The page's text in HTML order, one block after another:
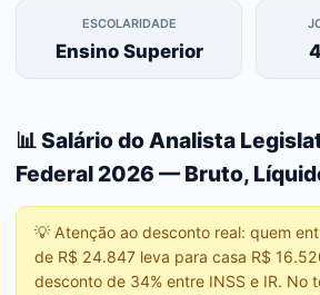
ESCOLARIDADE
Ensino Superior
📊 Salário do Analista
Federal 2026 — Bruto,
💡 Atenção ao desconto real: quem
de R$ 24.847 leva para casa R$
desconto de 34% entre INSS e IR. No